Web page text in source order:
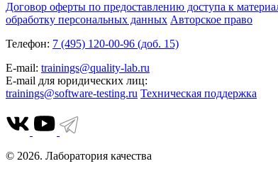
Договор оферты по предоставлению доступа к
обработку персональных данных Авторское право
Телефон: 7 (495) 120-00-96 (доб. 15)
E-mail: trainings@quality-lab.ru
E-mail для юридических лиц:
trainings@software-testing.ru Техническая поддержка
© 2026. Лаборатория качества